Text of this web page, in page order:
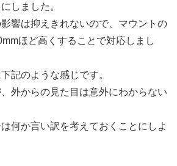
しました。
響は抑えきれないので、マウントの
ほど高くすることで対応しまし
記のような感じです。
外からの見た目は意外にわからない
何か言い訳を考えておくことにしよ